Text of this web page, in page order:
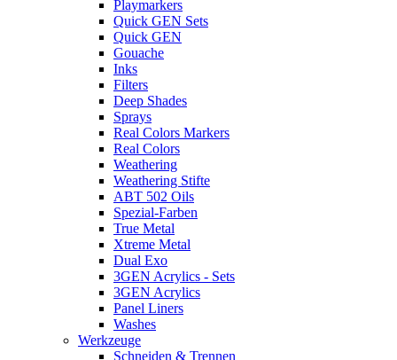
Playmarkers
Quick GEN Sets
Quick GEN
Gouache
Inks
Filters
Deep Shades
Sprays
Real Colors Markers
Real Colors
Weathering
Weathering Stifte
ABT 502 Oils
Spezial-Farben
True Metal
Xtreme Metal
Dual Exo
3GEN Acrylics - Sets
3GEN Acrylics
Panel Liners
Washes
Werkzeuge
Schneiden & Trennen